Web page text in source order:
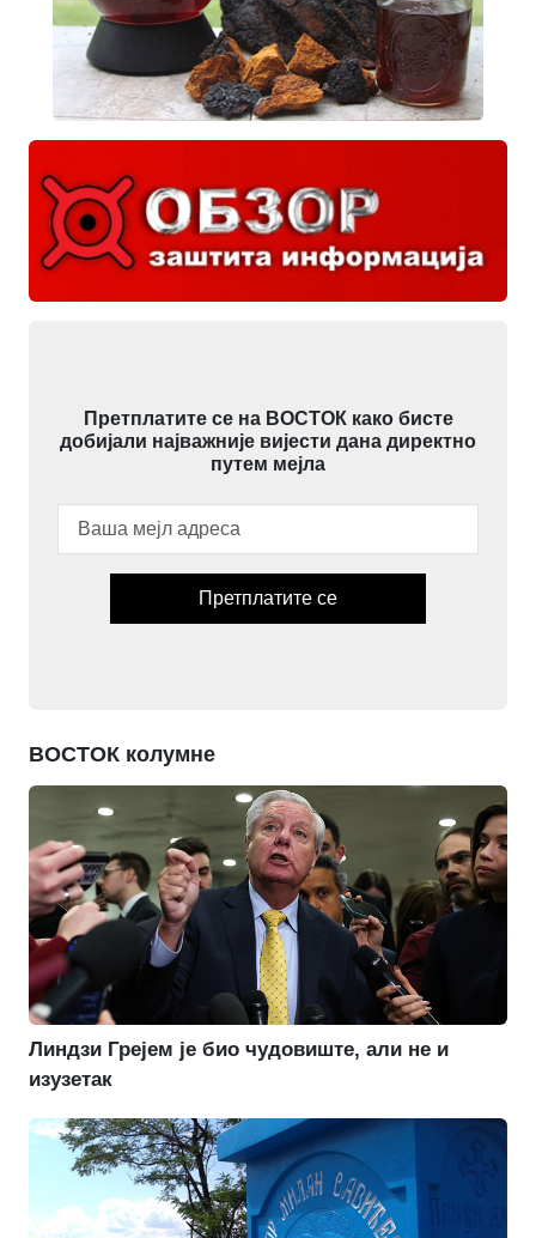
Претплатите се на ВОСТОК како бисте
добијали најважније вијести дана директно
путем мејла
Претплатите се
ВОСТОК колумне
Линдзи Грејем је био чудовиште, али не и
изузетак